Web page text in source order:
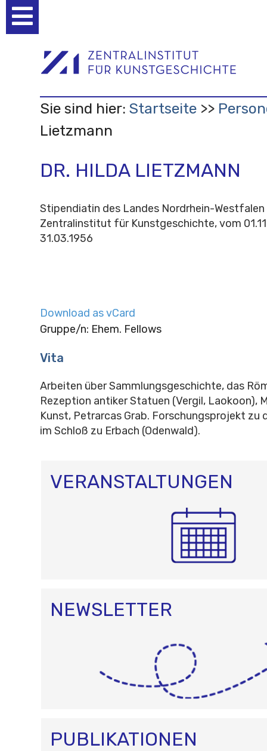
Werkzeuge
Sie sind hier: Startseite
Lietzmann
DR. HILDA LIETZMANN
Stipendiatin des Landes Nordrhein-Westfalen
Zentralinstitut für Kunstgeschichte, vom
31.03.1956
Download as vCard
Gruppe/n: Ehem. Fellows
Vita
Arbeiten über Sammlungsgeschichte, das
Rezeption antiker Statuen (Vergil, Laokoon),
Kunst, Petrarcas Grab. Forschungsprojekt zu
im Schloß zu Erbach (Odenwald).
VERANSTALTUNGEN
NEWSLETTER
PUBLIKATIONEN